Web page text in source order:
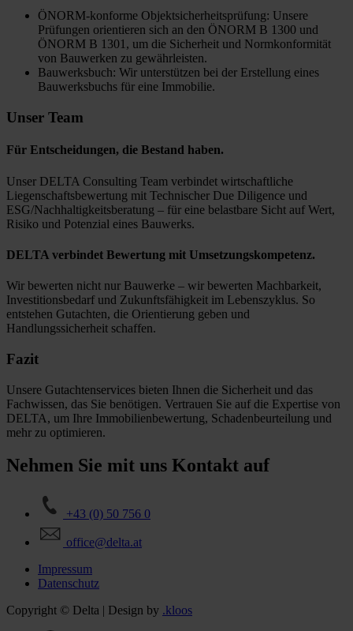
ÖNORM-konforme Objektsicherheitsprüfung: Unsere
Prüfungen orientieren sich an den ÖNORM B 1300 und
ÖNORM B 1301, um die Sicherheit und Normkonformität
von Bauwerken zu gewährleisten.
Bauwerksbuch: Wir unterstützen bei der Erstellung eines
Bauwerksbuchs für eine Immobilie.
Unser Team
Für Entscheidungen, die Bestand haben.
Unser DELTA Consulting Team verbindet wirtschaftliche
Liegenschaftsbewertung mit Technischer Due Diligence und
ESG/Nachhaltigkeitsberatung – für eine belastbare Sicht auf Wert,
Risiko und Potenzial eines Bauwerks.
DELTA verbindet Bewertung mit Umsetzungskompetenz.
Wir bewerten nicht nur Bauwerke – wir bewerten Machbarkeit,
Investitionsbedarf und Zukunftsfähigkeit im Lebenszyklus. So
entstehen Gutachten, die Orientierung geben und
Handlungssicherheit schaffen.
Fazit
Unsere Gutachtenservices bieten Ihnen die Sicherheit und das
Fachwissen, das Sie benötigen. Vertrauen Sie auf die Expertise von
DELTA, um Ihre Immobilienbewertung, Schadenbeurteilung und
mehr zu optimieren.
Nehmen Sie mit uns Kontakt auf
+43 (0) 50 756 0
office@delta.at
Impressum
Datenschutz
Copyright © Delta | Design by .kloos